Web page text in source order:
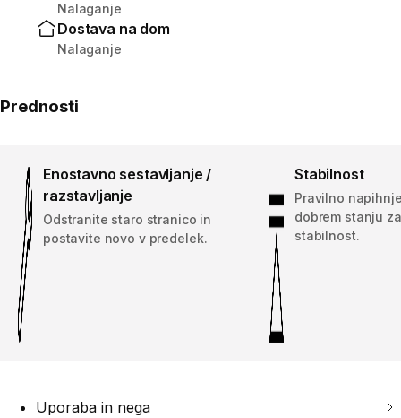
Nalaganje
Dostava na dom
Nalaganje
Prednosti
Enostavno sestavljanje /
razstavljanje
Odstranite staro stranico in
postavite novo v predelek.
Stabilnost
Pravilno
dobrem stanju
stabilnost.
Uporaba in nega